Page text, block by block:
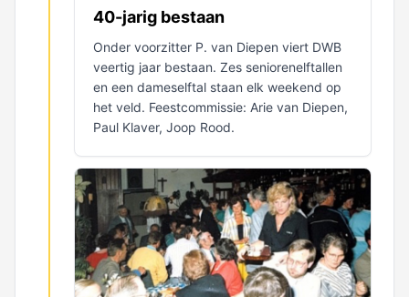
40-jarig bestaan
Onder voorzitter P. van Diepen viert DWB
veertig jaar bestaan. Zes seniorenelftallen
en een dameselftal staan elk weekend op
het veld. Feestcommissie: Arie van Diepen,
Paul Klaver, Joop Rood.